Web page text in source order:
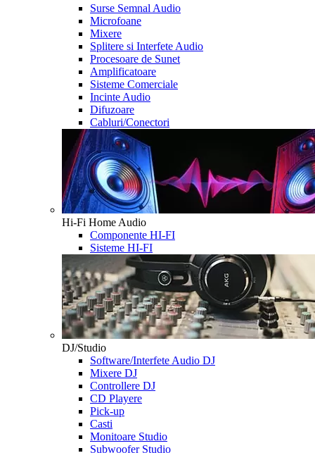
Surse Semnal Audio
Microfoane
Mixere
Splitere si Interfete Audio
Procesoare de Sunet
Amplificatoare
Sisteme Comerciale
Incinte Audio
Difuzoare
Cabluri/Conectori
Hi-Fi Home Audio
Componente HI-FI
Sisteme HI-FI
DJ/Studio
Software/Interfete Audio DJ
Mixere DJ
Controllere DJ
CD Playere
Pick-up
Casti
Monitoare Studio
Subwoofer Studio